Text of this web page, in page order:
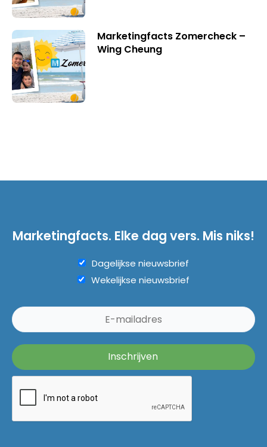
Marketingfacts Zomercheck –
Wing Cheung
Marketingfacts. Elke dag vers. Mis niks!
Dagelijkse nieuwsbrief
Wekelijkse nieuwsbrief